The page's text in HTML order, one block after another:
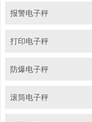
报警电子秤
打印电子秤
防爆电子秤
滚筒电子秤